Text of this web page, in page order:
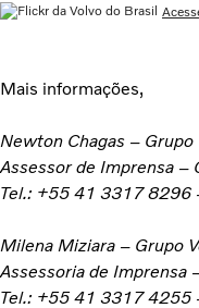
Mais informações,
Newton Chagas –
Assessor de Imprensa –
Tel.: +55 41 3317 8296
Milena Miziara – Grupo
Assessoria de Imprensa
Tel.: +55 41 3317 4255